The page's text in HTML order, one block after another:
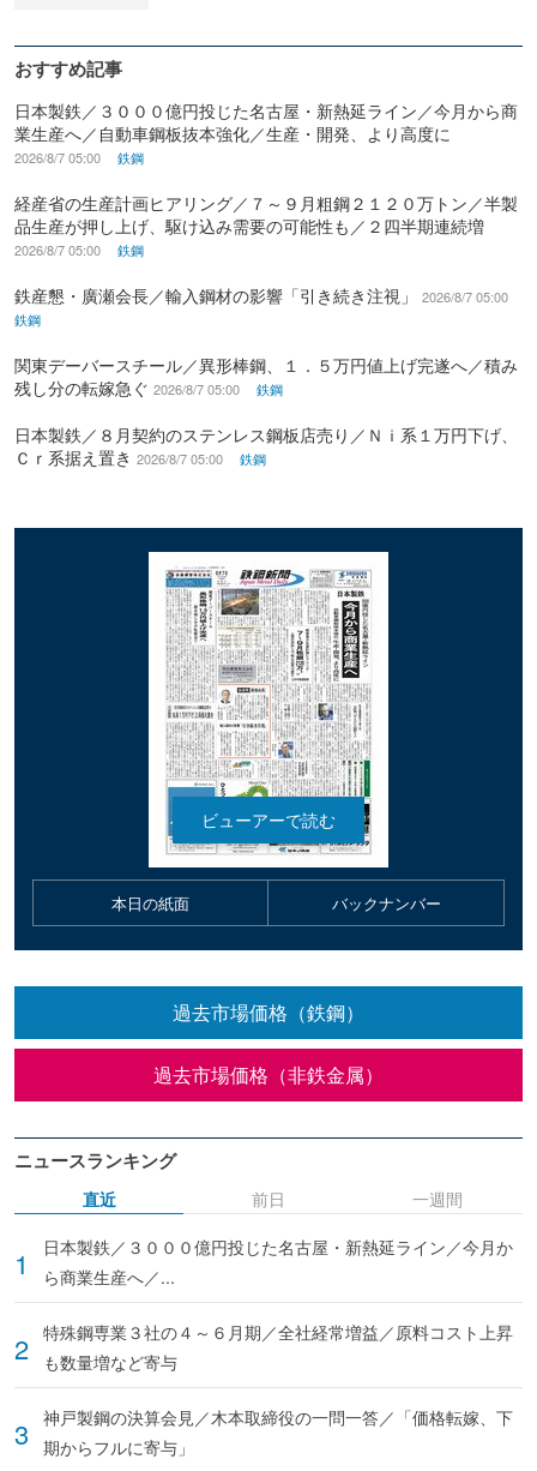
おすすめ記事
日本製鉄／３０００億円投じた名古屋・新熱延ライン／今月から商
業生産へ／自動車鋼板抜本強化／生産・開発、より高度に
2026/8/7 05:00 鉄鋼
経産省の生産計画ヒアリング／７～９月粗鋼２１２０万トン／半製
品生産が押し上げ、駆け込み需要の可能性も／２四半期連続増
2026/8/7 05:00 鉄鋼
鉄産懇・廣瀬会長／輸入鋼材の影響「引き続き注視」
2026/8/7 05:00
鉄鋼
関東デーバースチール／異形棒鋼、１．５万円値上げ完遂へ／積み
残し分の転嫁急ぐ 2026/8/7 05:00 鉄鋼
日本製鉄／８月契約のステンレス鋼板店売り／Ｎｉ系１万円下げ、
Ｃｒ系据え置き 2026/8/7 05:00 鉄鋼
本日の紙面 バックナンバー
過去市場価格（鉄鋼）
過去市場価格（非鉄金属）
ニュースランキング
直近
日本製鉄／３０００億円投じた名古屋・新熱延ライン／今月か
ら商業生産へ／...
特殊鋼専業３社の４～６月期／全社経常増益／原料コスト上昇
も数量増など寄与
神戸製鋼の決算会見／木本取締役の一問一答／「価格転嫁、下
期からフルに寄与」
前日 一週間